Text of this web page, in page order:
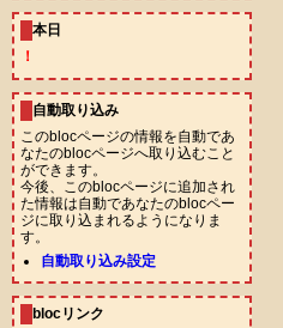
本日
！
自動取り込み
このblocページの情報を自動であ
なたのblocページへ取り込むこと
ができます。
今後、このblocページに追加され
た情報は自動であなたのblocペー
ジに取り込まれるようになりま
す。
自動取り込み設定
blocリンク